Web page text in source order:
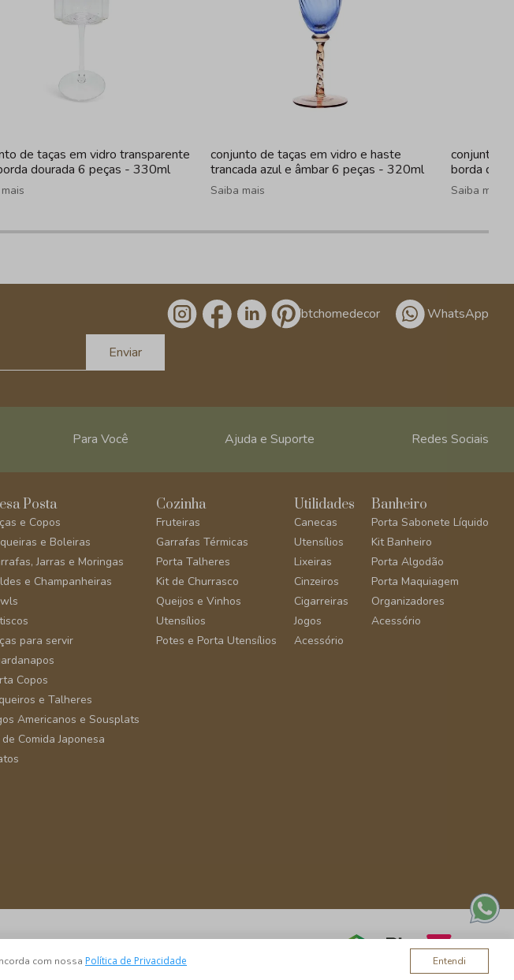
de taças em vidro transparente
dourada 6 peças - 330ml
conjunto de taças em vidro e haste
trancada azul e âmbar 6 peças - 320ml
Saiba mais
conjunto
borda
Saiba mais
Enviar
/btchomedecor WhatsApp
Para Você Ajuda e Suporte Redes Sociais
Posta
e Copos
e Boleiras
Jarras e Moringas
e Champanheiras
para servir
Copos
e Talheres
Americanos e Sousplats
de Comida Japonesa
Cozinha
Fruteiras
Garrafas Térmicas
Porta Talheres
Kit de Churrasco
Queijos e Vinhos
Utensílios
Potes e Porta Utensílios
Utilidades
Canecas
Utensílios
Lixeiras
Cinzeiros
Cigarreiras
Jogos
Acessório
Banheiro
Porta Sabonete Líquido
Kit Banheiro
Porta Algodão
Porta Maquiagem
Organizadores
Acessório
com nossa Política de Privacidade Entendi